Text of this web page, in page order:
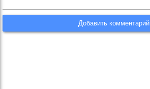
Добавить комментарий